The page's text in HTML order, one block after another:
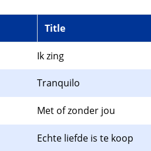
Title
Ik zing
Tranquilo
Met of zonder jou
Echte liefde is te koop